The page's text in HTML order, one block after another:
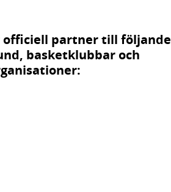
officiell partner till följande
basketklubbar och